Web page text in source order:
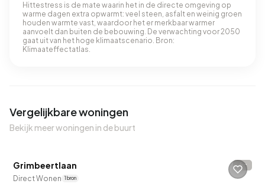
Hittestress is de mate waarin het in de directe omgeving op
warme dagen extra opwarmt: veel steen, asfalt en weinig groen
houden warmte vast, waardoor het er merkbaar warmer
aanvoelt dan buiten de bebouwing. De verwachting voor 2050
gaat uit van het hoge klimaatscenario. Bron:
Klimaateffectatlas.
Vergelijkbare woningen
Bekijk meer woningen in de buurt
Betaald reageren
Grimbeertlaan -
Direct Wonen 1 bron